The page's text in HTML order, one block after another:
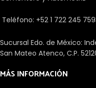
Teléfono: +52 1 722 245
Sucursal Edo. de México:
San Mateo Atenco, C.P.
MÁS INFORMACIÓN